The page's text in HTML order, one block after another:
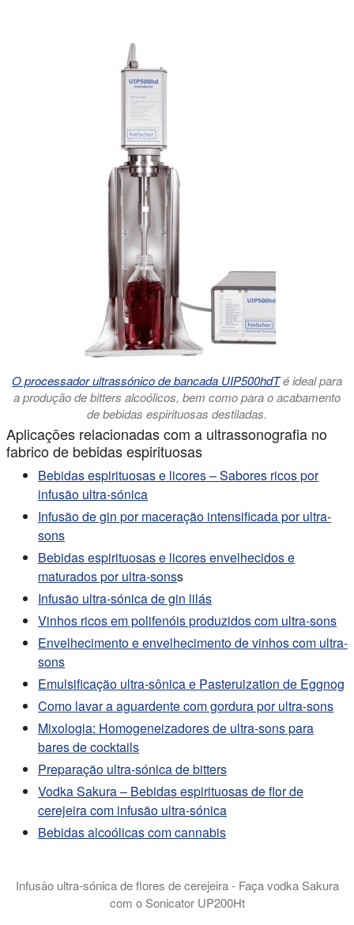
O processador ultrassónico de bancada UIP500hdTé ideal para
a produção de bitters alcoólicos, bem como para o acabamento
de bebidas espirituosas destiladas.
Aplicações relacionadas com a ultrassonografia no
fabrico de bebidas espirituosas
Bebidas espirituosas e licores – Sabores ricos por
infusão ultra-sónica
Infusão de gin por maceração intensificada por ultra-
sons
Bebidas espirituosas e licores envelhecidos e
maturados por ultra-sonss
Infusão ultra-sónica de gin lilás
Vinhos ricos em polifenóis produzidos com ultra-sons
Envelhecimento e envelhecimento de vinhos com ultra-
sons
Emulsificação ultra-sônica e Pasteruization de Eggnog
Como lavar a aguardente com gordura por ultra-sons
Mixologia: Homogeneizadores de ultra-sons para
bares de cocktails
Preparação ultra-sónica de bitters
Vodka Sakura – Bebidas espirituosas de flor de
cerejeira com infusão ultra-sónica
Bebidas alcoólicas com cannabis
Infusão ultra-sónica de flores de cerejeira - Faça vodka Sakura
com o Sonicator UP200Ht